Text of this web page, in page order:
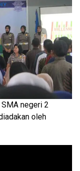
negeri 2
oleh